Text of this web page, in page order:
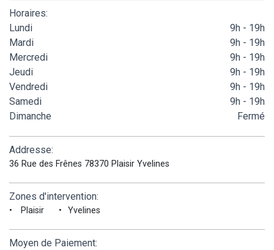
Horaires:
Lundi
9h - 19h
Mardi
9h - 19h
Mercredi
9h - 19h
Jeudi
9h - 19h
Vendredi
9h - 19h
Samedi
9h - 19h
Dimanche
Fermé
Addresse:
36 Rue des Frênes 78370 Plaisir Yvelines
Zones d'intervention:
Plaisir Yvelines
Moyen de Paiement: